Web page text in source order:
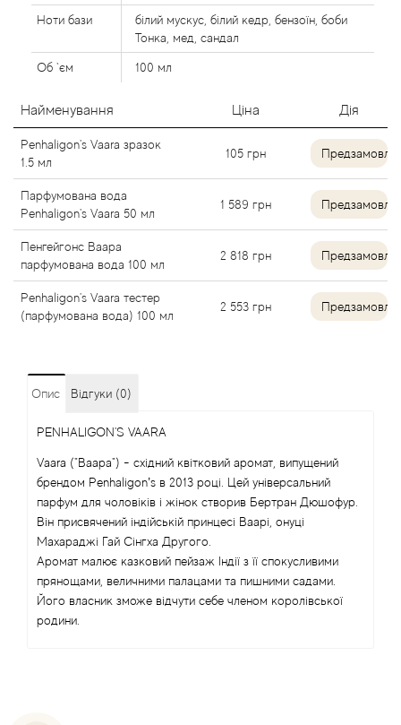
Ноти бази
білий мускус, білий кедр, бензоїн, боби
Тонка, мед, сандал
Об `єм 100 мл
Найменування Ціна Дія
Penhaligon's Vaara зразок
1.5 мл
105 грн
Парфумована вода
Penhaligon's Vaara 50 мл
1 589 грн
Пенгейгонс Ваара
парфумована вода 100 мл
2 818 грн
Penhaligon's Vaara тестер
(парфумована вода) 100 мл
2 553 грн
Опис Відгуки (0)
PENHALIGON'S VAARA
Vaara ("Ваара") - східний квітковий аромат, випущений
брендом Penhaligon’s в 2013 році. Цей універсальний
парфум для чоловіків і жінок створив Бертран Дюшофур.
Він присвячений індійській принцесі Ваарі, онуці
Махараджі Гай Сінгха Другого.
Аромат малює казковий пейзаж Індії з її спокусливими
прянощами, величними палацами та пишними садами.
Його власник зможе відчути себе членом королівської
родини.
Alyssa Ashley
American Crew
Amouage
Amouroud
Andre L'Arom
Anima Mundi
Annayake
Anne Fontaine
Annick Goutal
Antonia's Flowers